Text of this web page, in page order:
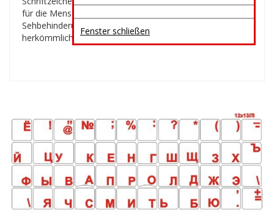
Fenster schließen
für die Menschen mit schwachen Augen oder
Sehbehinderung. Die Aufkleber werden auf die Tasten der
herkömmlichen Tastaturen geklebt.